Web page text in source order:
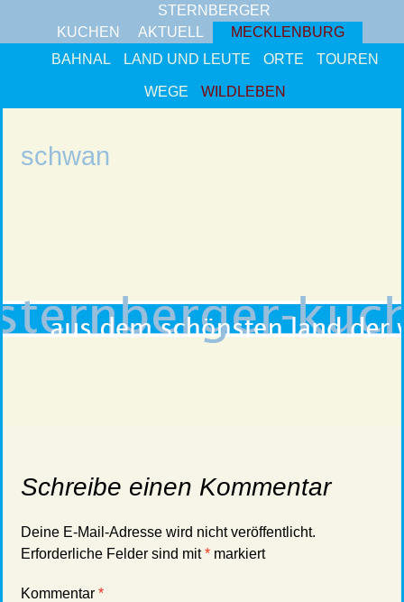
STERNBERGER
KUCHEN
AKTUELL
MECKLENBURG
BAHNAL
LAND UND LEUTE ORTE TOUREN
WEGE WILDLEBEN
schwan
Schreibe einen Kommentar
Deine E-Mail-Adresse wird nicht veröffentlicht.
Erforderliche Felder sind mit* markiert
Kommentar *